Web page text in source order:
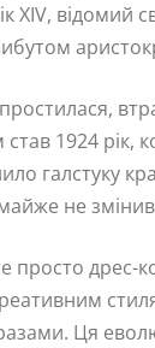
XIV, відомий
1924 рік,
галстуку
не
просто дрес-
Ця